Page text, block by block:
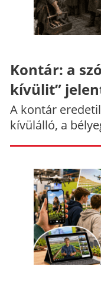
Kontár: a
kívülit”
A kontár
kívülálló, a